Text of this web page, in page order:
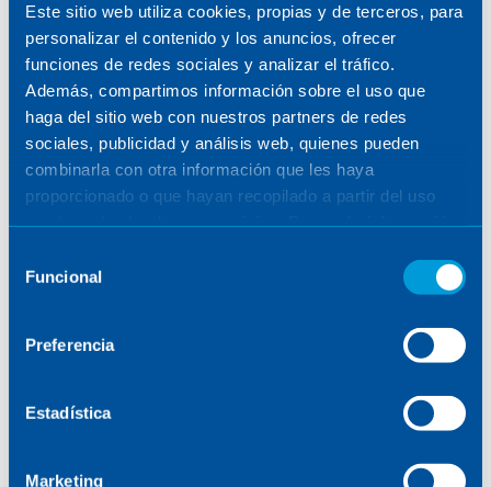
Este sitio web utiliza cookies, propias y de terceros, para
personalizar el contenido y los anuncios, ofrecer
funciones de redes sociales y analizar el tráfico.
Además, compartimos información sobre el uso que
haga del sitio web con nuestros partners de redes
sociales, publicidad y análisis web, quienes pueden
combinarla con otra información que les haya
proporcionado o que hayan recopilado a partir del uso
Funcional
Preferencia
Estadística
Marketing
Infrastructure isn’t (just)
concrete: designing railways for
a connected mobility system
MOBILITY & INFRASTRUCTURES